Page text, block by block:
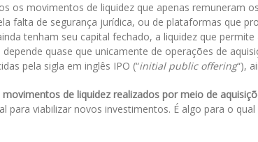
os movimentos de liquidez que apenas remuneram
falta de segurança jurídica, ou de plataformas que
tenham seu capital fechado, a liquidez que
quase que unicamente de operações de
pela sigla em inglês IPO (“initial public offering“),
movimentos de liquidez realizados por meio de
para viabilizar novos investimentos. É algo para o